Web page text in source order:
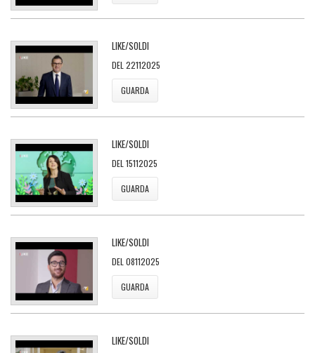
LIKE/SOLDI
DEL 22112025
GUARDA
LIKE/SOLDI
DEL 15112025
GUARDA
LIKE/SOLDI
DEL 08112025
GUARDA
LIKE/SOLDI